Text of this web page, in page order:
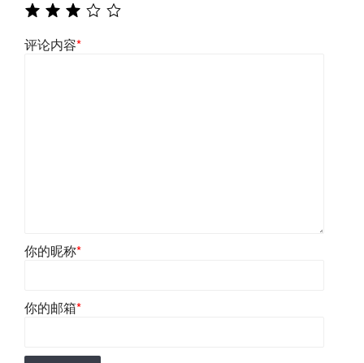
评论内容*
你的昵称*
你的邮箱*